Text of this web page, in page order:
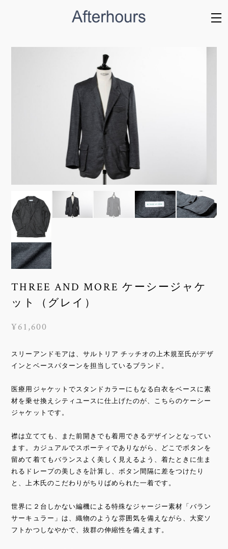
THREE AND MORE ケーシージャケ
ット（グレイ）
¥61,600
スリーアンドモアは、サルトリア チッチオの上木規至氏がデザ
インとベースパターンを担当しているブランド。
医療用ジャケットでスタンドカラーにもなる白衣をベースに素
材を乗せ換えシティユースに仕上げたのが、こちらのケーシー
ジャケットです。
襟は立てても、また前開きでも着用できるデザインとなってい
ます。カジュアルでスポーティでありながら、どこでボタンを
留めて着てもバランスよく美しく見えるよう、着たときに生ま
れるドレープの美しさを計算し、ボタン間隔に差をつけたり
と、上木氏のこだわりがちりばめられた一着です。
世界に２台しかない編機による特殊なジャージー素材「バラン
サーキュラー」は、織物のような雰囲気を備えながら、大変ソ
フトかつしなやかで、抜群の伸縮性を備えます。